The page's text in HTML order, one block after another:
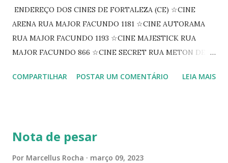
ENDEREÇO DOS CINES DE FORTALEZA (CE) ☆CINE
ARENA RUA MAJOR FACUNDO 1181 ☆CINE AUTORAMA
RUA MAJOR FACUNDO 1193 ☆CINE MAJESTICK RUA
MAJOR FACUNDO 866 ☆CINE SECRET RUA METON DE
PEIXOTO 1307 ☆CINE IRIS RUA FLORIANO PEIXOTO 1206
☆CINE VIP CLUBE RUA 24 DE MAIO 825 ☆CINE ECLIPSE
COMPARTILHAR POSTAR UM COMENTÁRIO LEIA MAIS
Nota de pesar
Por Marcellus Rocha março 09, 2023